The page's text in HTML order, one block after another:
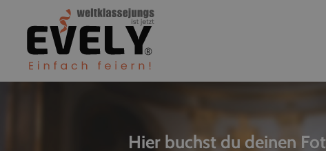
Hier buchst du deinen